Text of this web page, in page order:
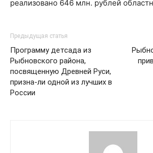
реализовано 646 млн. рублей
Предыдущая статья
Программу детсада из
Рыбновского района,
посвященную Древней Руси,
призна-ли одной из лучших в
России